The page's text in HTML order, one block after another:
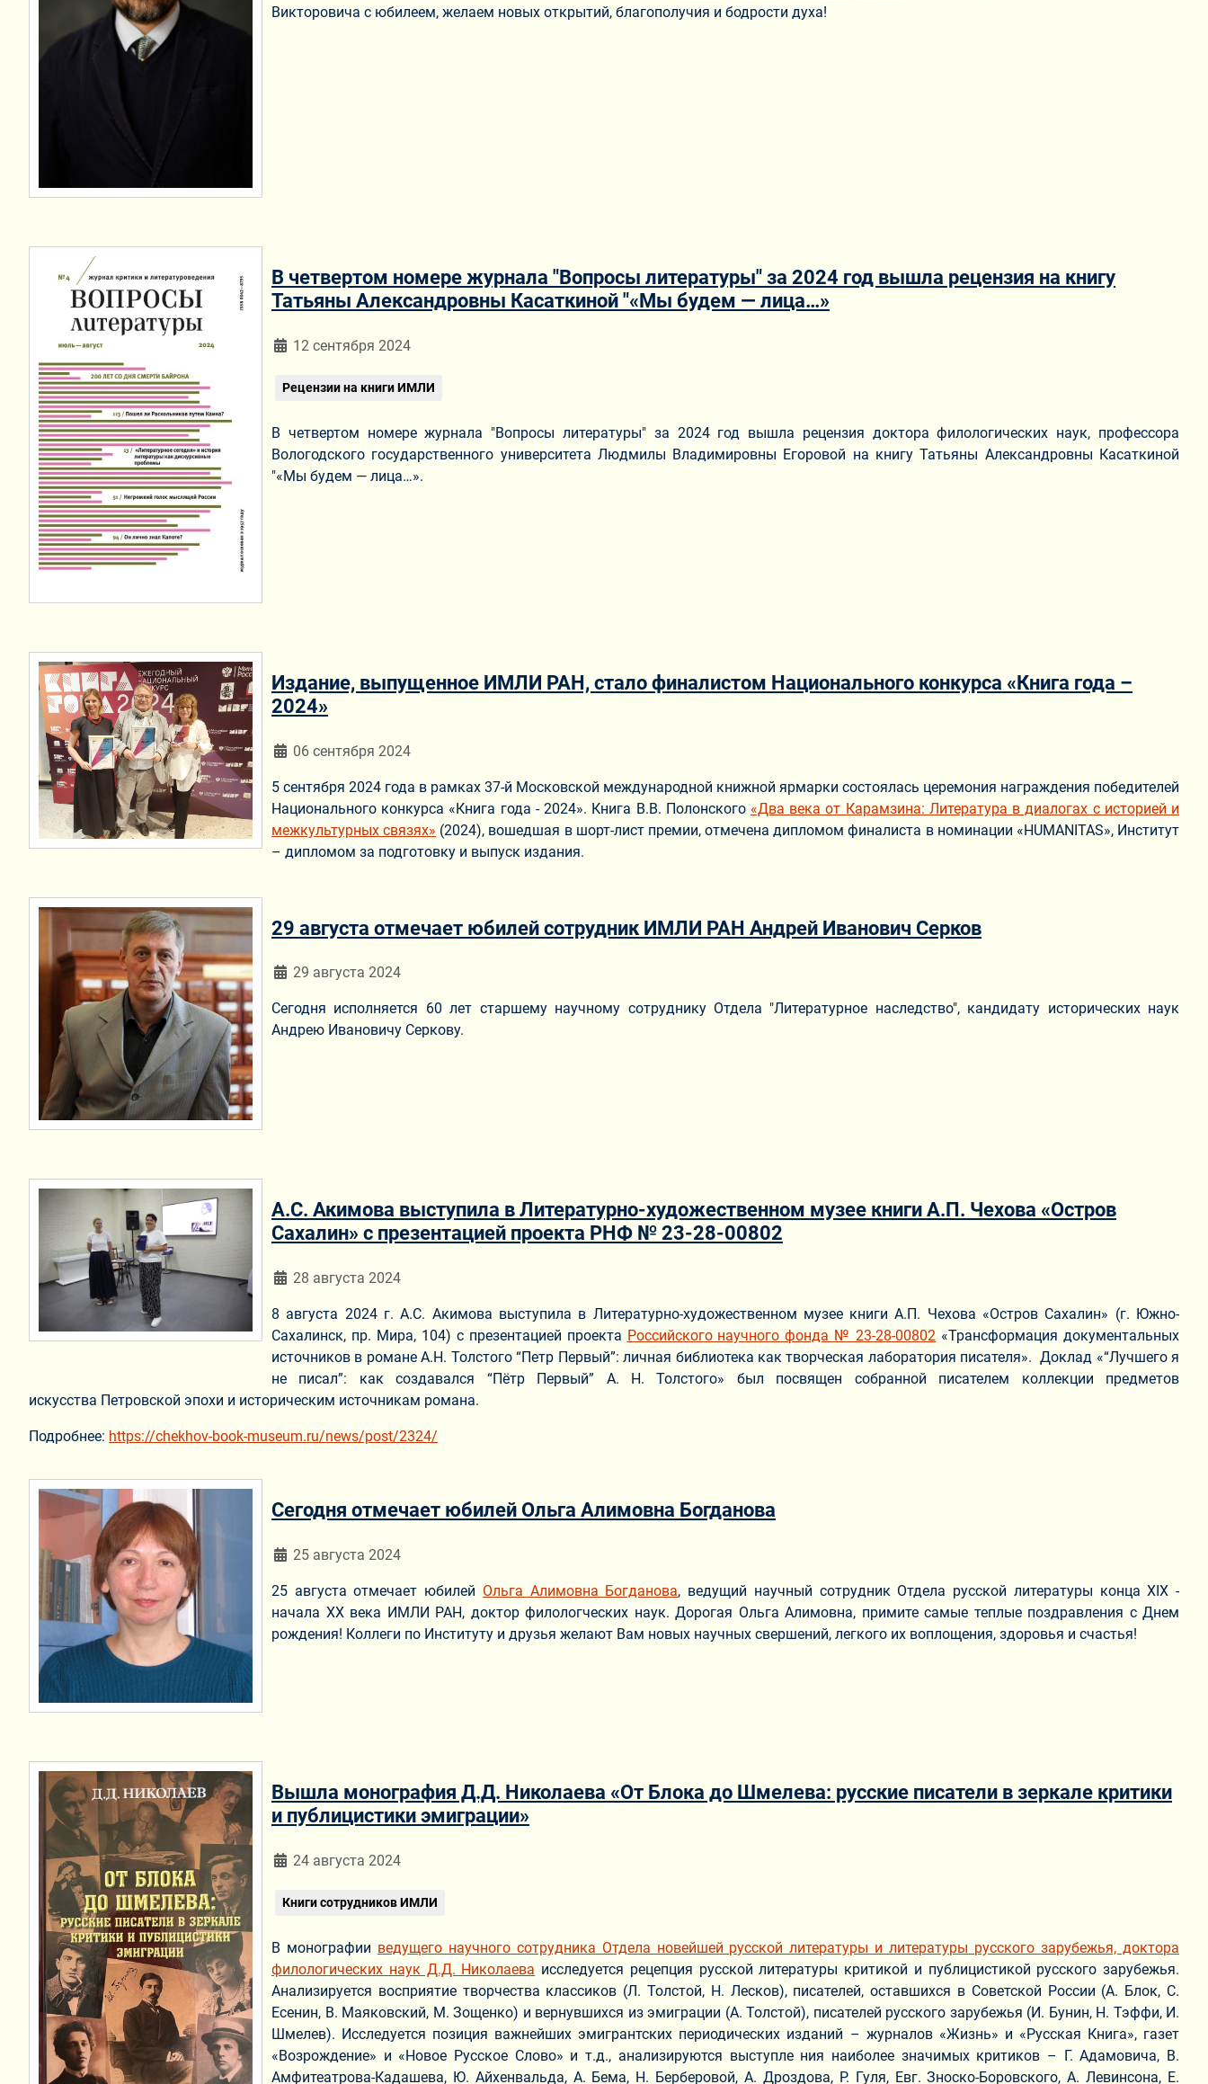
Викторовича с юбилеем, желаем новых открытий, благополучия и бодрости духа!
В четвертом номере журнала "Вопросы литературы" за 2024 год вышла рецензия на книгу
Татьяны Александровны Касаткиной "«Мы будем — лица…»
Информация о материале
12 сентября 2024
Рецензии на книги ИМЛИ
В четвертом номере журнала "Вопросы литературы" за 2024 год вышла рецензия доктора филологических наук, профессора
Вологодского государственного университета Людмилы Владимировны Егоровой на книгу Татьяны Александровны Касаткиной
"«Мы будем — лица…».
Издание, выпущенное ИМЛИ РАН, стало финалистом Национального конкурса «Книга года –
2024»
Информация о материале
06 сентября 2024
5 сентября 2024 года в рамках 37-й Московской международной книжной ярмарки состоялась церемония награждения победителей
Национального конкурса «Книга года - 2024». Книга В.В. Полонского «Два века от Карамзина: Литература в диалогах с историей и
межкультурных связях» (2024), вошедшая в шорт-лист премии, отмечена дипломом финалиста в номинации «HUMANITAS», Институт
– дипломом за подготовку и выпуск издания.
29 августа отмечает юбилей сотрудник ИМЛИ РАН Андрей Иванович Серков
Информация о материале
29 августа 2024
Сегодня исполняется 60 лет старшему научному сотруднику Отдела "Литературное наследство", кандидату исторических наук
Андрею Ивановичу Серкову.
А.С. Акимова выступила в Литературно-художественном музее книги А.П. Чехова «Остров
Сахалин» с презентацией проекта РНФ № 23-28-00802
Информация о материале
28 августа 2024
8 августа 2024 г. А.С. Акимова выступила в Литературно-художественном музее книги А.П. Чехова «Остров Сахалин» (г. Южно-
Сахалинск, пр. Мира, 104) с презентацией проекта Российского научного фонда № 23-28-00802 «Трансформация документальных
источников в романе А.Н. Толстого “Петр Первый”: личная библиотека как творческая лаборатория писателя». Доклад «“Лучшего я
не писал”: как создавался “Пётр Первый” А. Н. Толстого» был посвящен собранной писателем коллекции предметов
искусства Петровской эпохи и историческим источникам романа.
Подробнее: https://chekhov-book-museum.ru/news/post/2324/
Сегодня отмечает юбилей Ольга Алимовна Богданова
Информация о материале
25 августа 2024
25 августа отмечает юбилей Ольга Алимовна Богданова, ведущий научный сотрудник Отдела русской литературы конца XIX -
начала XX века ИМЛИ РАН, доктор филологческих наук. Дорогая Ольга Алимовна, примите самые теплые поздравления с Днем
рождения! Коллеги по Институту и друзья желают Вам новых научных свершений, легкого их воплощения, здоровья и счастья!
Вышла монография Д.Д. Николаева «От Блока до Шмелева: русские писатели в зеркале критики
и публицистики эмиграции»
Информация о материале
24 августа 2024
Книги сотрудников ИМЛИ
В монографии ведущего научного сотрудника Отдела новейшей русской литературы и литературы русского зарубежья, доктора
филологических наук Д.Д. Николаева исследуется рецепция русской литературы критикой и публицистикой русского зарубежья.
Анализируется восприятие творчества классиков (Л. Толстой, Н. Лесков), писателей, оставшихся в Советской России (А. Блок, С.
Есенин, В. Маяковский, М. Зощенко) и вернувшихся из эмиграции (А. Толстой), писателей русского зарубежья (И. Бунин, Н. Тэффи, И.
Шмелев). Исследуется позиция важнейших эмигрантских периодических изданий – журналов «Жизнь» и «Русская Книга», газет
«Возрождение» и «Новое Русское Слово» и т.д., анализируются выступле ния наиболее значимых критиков – Г. Адамовича, В.
Амфитеатрова-Кадашева, Ю. Айхенвальда, А. Бема, Н. Берберовой, А. Дроздова, Р. Гуля, Евг. Зноско-Боровского, А. Левинсона, Е.